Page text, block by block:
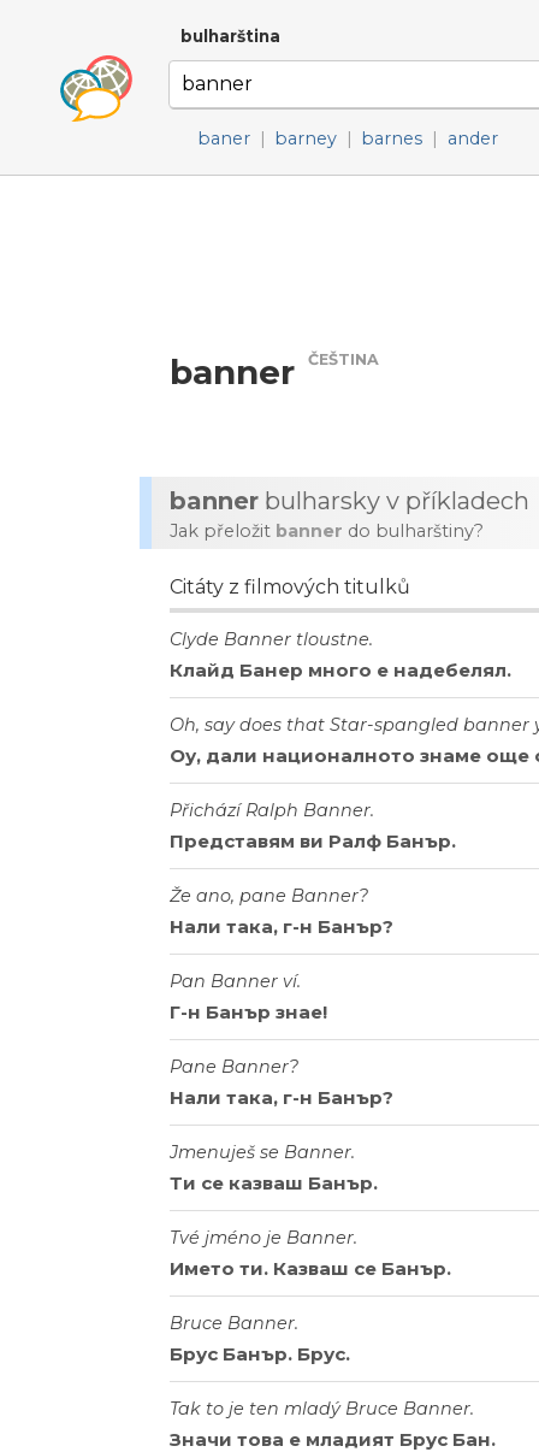
bulharština
baner | barney | barnes | ander
banner ČEŠTINA
banner bulharsky v příkladech
Jak přeložit banner do bulharštiny?
Citáty z filmových titulků
Clyde Banner tloustne.
Клайд Банер много е надебелял.
Oh, say does that Star-spangled banner
Оу, дали националното знаме още
Přichází Ralph Banner.
Представям ви Ралф Банър.
Že ano, pane Banner?
Нали така, г-н Банър?
Pan Banner ví.
Г-н Банър знае!
Pane Banner?
Нали така, г-н Банър?
Jmenuješ se Banner.
Ти се казваш Банър.
Tvé jméno je Banner.
Името ти. Казваш се Банър.
Bruce Banner.
Брус Банър. Брус.
Tak to je ten mladý Bruce Banner.
Значи това е младият Брус Бан.